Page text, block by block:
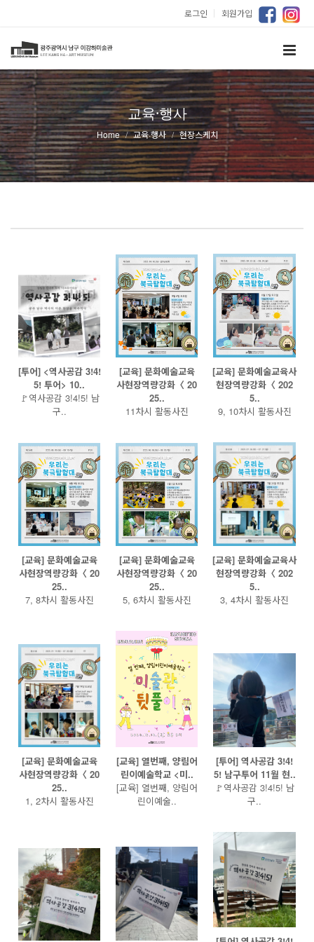
로그인 ｜ 회원가입
교육·행사
Home 교육·행사 현장스케치
[투어] <역사공감 3!4!
5! 투어> 10..
🚩역사공감 3!4!5! 남
구..
[교육] 문화예술교육
사현장역량강화〈 20
25..
11차시 활동사진
[교육] 문화예술교육사
현장역량강화〈 202
5..
9, 10차시 활동사진
[교육] 문화예술교육
사현장역량강화〈 20
25..
7, 8차시 활동사진
[교육] 문화예술교육
사현장역량강화〈 20
25..
5, 6차시 활동사진
[교육] 문화예술교육사
현장역량강화〈 202
5..
3, 4차시 활동사진
[교육] 문화예술교육
사현장역량강화〈 20
25..
1, 2차시 활동사진
[교육] 열번째, 양림어
린이예술학교 <미..
[교육] 열번째, 양림어
린이예술..
[투어] 역사공감 3!4!
5! 남구투어 11월 현..
🚩역사공감 3!4!5! 남
구..